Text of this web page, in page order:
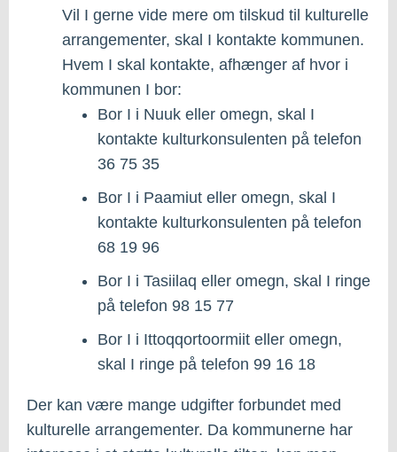
Vil I gerne vide mere om tilskud til kulturelle
arrangementer, skal I kontakte kommunen.
Hvem I skal kontakte, afhænger af hvor i
kommunen I bor:
Bor I i Nuuk eller omegn, skal I
kontakte kulturkonsulenten på telefon
36 75 35
Bor I i Paamiut eller omegn, skal I
kontakte kulturkonsulenten på telefon
68 19 96
Bor I i Tasiilaq eller omegn, skal I ringe
på telefon 98 15 77
Bor I i Ittoqqortoormiit eller omegn,
skal I ringe på telefon 99 16 18
Der kan være mange udgifter forbundet med
kulturelle arrangementer. Da kommunerne har